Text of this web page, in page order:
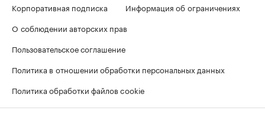
Корпоративная подписка
Информация об ограничениях
О соблюдении авторских прав
Пользовательское соглашение
Политика в отношении обработки персональных данных
Политика обработки файлов cookie